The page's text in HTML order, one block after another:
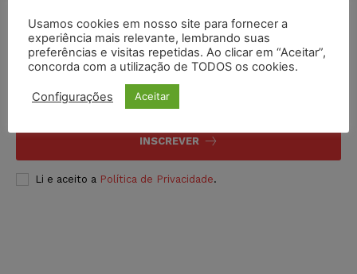
Inscreva-se
INSCREVER
Li e aceito a Política de Privacidade.
Usamos cookies em nosso site para fornecer a
experiência mais relevante, lembrando suas
preferências e visitas repetidas. Ao clicar em “Aceitar”,
concorda com a utilização de TODOS os cookies.
Configurações Aceitar